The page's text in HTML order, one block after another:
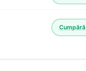
Cumpără